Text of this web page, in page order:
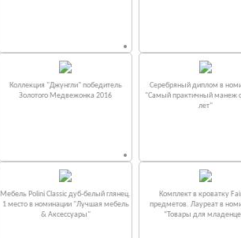
Коллекция "Джунгли" победитель
Золотого Медвежонка 2016
Серебряный диплом в
"Самый практичный манеж
лет"
Мебель Polini Classic дуб-белый глянец.
1 место в номинации "Лучшая мебель
& Аксессуары"
Комплект в кроватку
предметов. Лауреат в
“Товары для